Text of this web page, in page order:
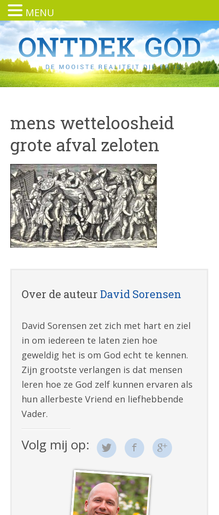
mens wetteloosheid
grote afval zeloten
Over de auteurDavid Sorensen
David Sorensen zet zich met hart en ziel
in om iedereen te laten zien hoe
geweldig het is om God echt te kennen.
Zijn grootste verlangen is dat mensen
leren hoe ze God zelf kunnen ervaren als
hun allerbeste Vriend en liefhebbende
Vader.
Volg mij op:
MENU